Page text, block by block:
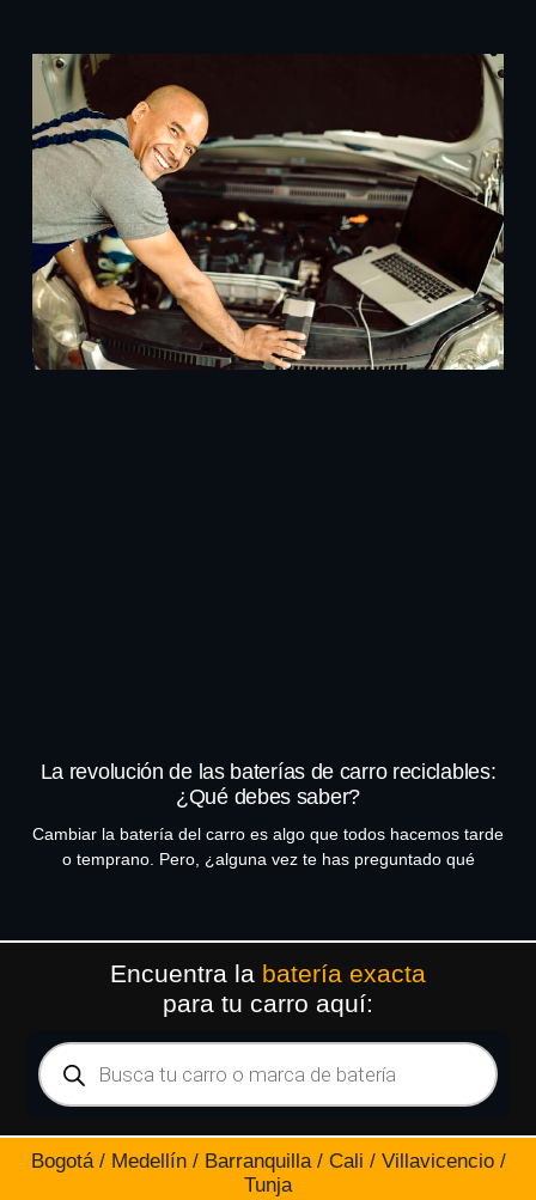
La revolución de las baterías de carro reciclables:
¿Qué debes saber?
Cambiar la batería del carro es algo que todos hacemos tarde
o temprano. Pero, ¿alguna vez te has preguntado qué
Encuentra la batería exacta
para tu carro aquí:
Bogotá / Medellín / Barranquilla / Cali / Villavicencio /
Tunja